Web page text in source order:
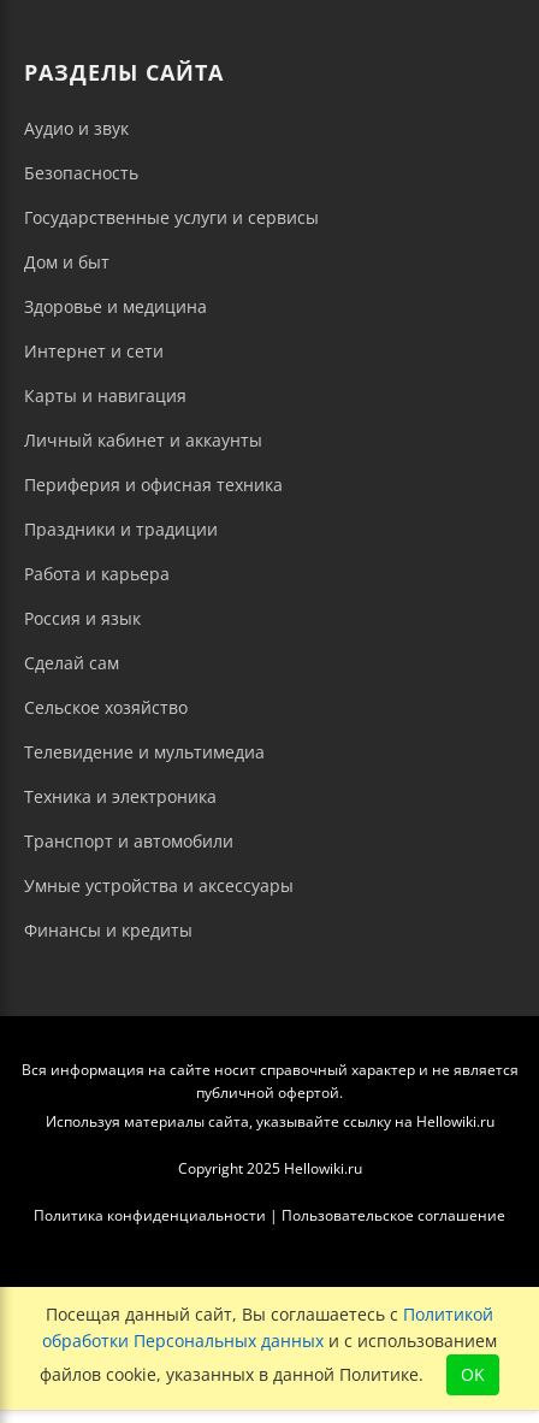
РАЗДЕЛЫ САЙТА
Аудио и звук
Безопасность
Государственные услуги и сервисы
Дом и быт
Здоровье и медицина
Интернет и сети
Карты и навигация
Личный кабинет и аккаунты
Периферия и офисная техника
Праздники и традиции
Работа и карьера
Россия и язык
Сделай сам
Сельское хозяйство
Телевидение и мультимедиа
Техника и электроника
Транспорт и автомобили
Умные устройства и аксессуары
Финансы и кредиты
Вся информация на сайте носит справочный характер и не является
публичной офертой.
Используя материалы сайта, указывайте ссылку на Hellowiki.ru
Copyright 2025 Hellowiki.ru
Политика конфиденциальности | Пользовательское соглашение
Посещая данный сайт, Вы соглашаетесь с Политикой
обработки Персональных данных и с использованием
файлов cookie, указанных в данной Политике.
OK